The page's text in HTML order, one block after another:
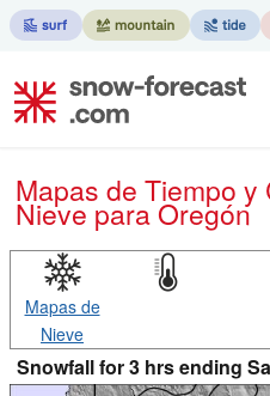
Mapas de Tiempo y Condiciones de
Nievepara Oregón
Mapas de
Nieve
Snowfall for 3 hrs ending